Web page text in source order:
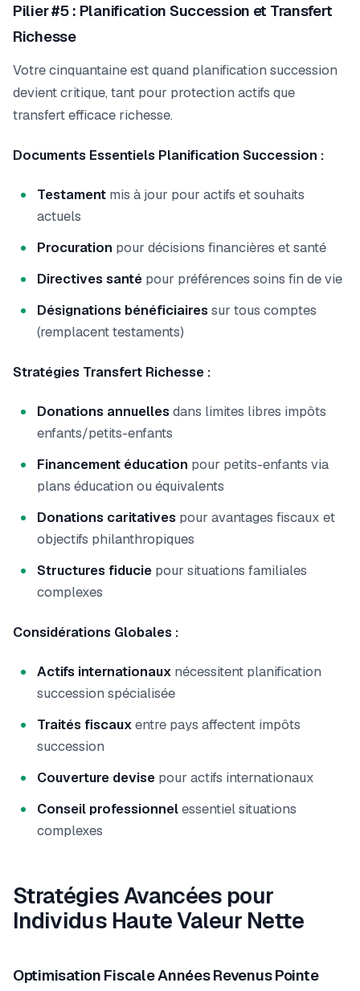
Pilier #5 : Planification Succession et Transfert
Richesse
Votre cinquantaine est quand planification succession
devient critique, tant pour protection actifs que
transfert efficace richesse.
Documents Essentiels Planification Succession :
Testament mis à jour pour actifs et souhaits
actuels
Procuration pour décisions financières et santé
Directives santé pour préférences soins fin de vie
Désignations bénéficiairessur tous comptes
(remplacent testaments)
Stratégies Transfert Richesse :
Donations annuellesdans limites libres impôts
enfants/petits-enfants
Financement éducation pour petits-enfants via
plans éducation ou équivalents
Donations caritatives pour avantages fiscaux et
objectifs philanthropiques
Structures fiducie pour situations familiales
complexes
Considérations Globales :
Actifs internationaux nécessitent planification
succession spécialisée
Traités fiscauxentre pays affectent impôts
succession
Couverture devise pour actifs internationaux
Conseil professionnelessentiel situations
complexes
Stratégies Avancées pour
Individus Haute Valeur Nette
Optimisation Fiscale Années Revenus Pointe